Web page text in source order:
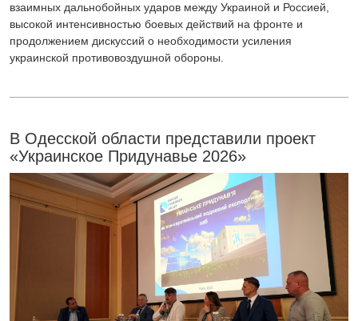
взаимных дальнобойных ударов между Украиной и Россией,
высокой интенсивностью боевых действий на фронте и
продолжением дискуссий о необходимости усиления
украинской противовоздушной обороны.
В Одесской области представили проект
«Украинское Придунавье 2026»